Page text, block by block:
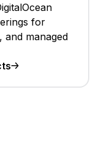
for
managed